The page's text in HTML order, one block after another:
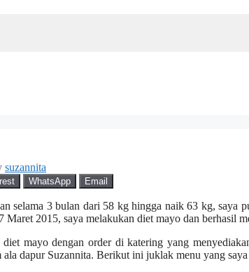
suzannita
WhatsApp Email
selama 3 bulan dari 58 kg hingga naik 63 kg, saya
2015, saya melakukan diet mayo dan berhasil
mayo dengan order di katering yang
ala dapur Suzannita. Berikut ini juklak menu yang